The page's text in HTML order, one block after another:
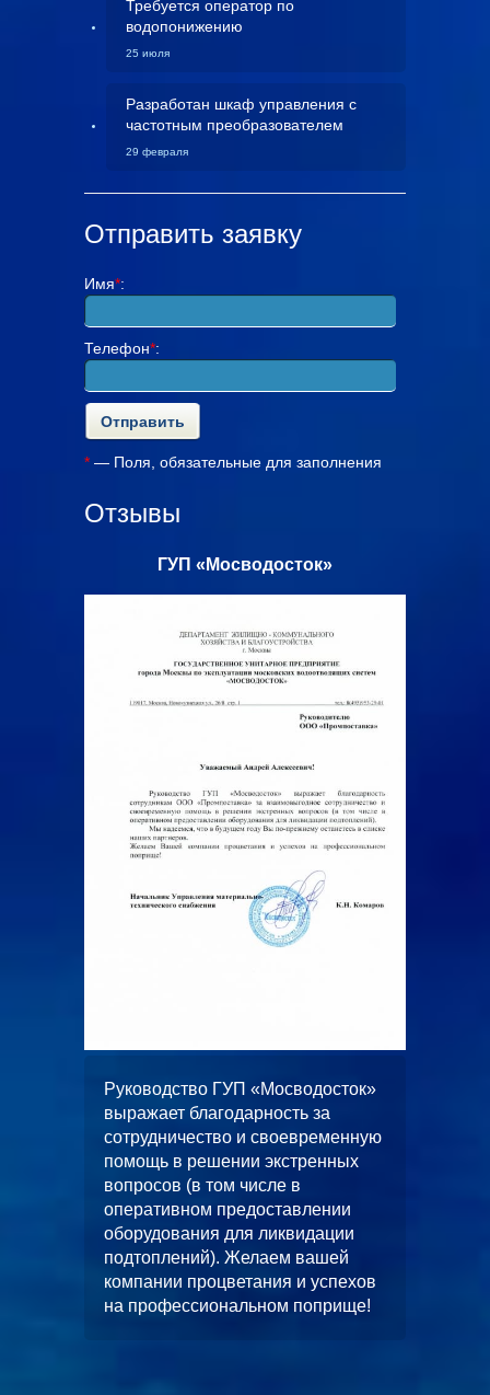
Требуется оператор по
водопонижению
25 июля
Разработан шкаф управления с
частотным преобразователем
29 февраля
Отправить заявку
Имя*:
Телефон*:
* — Поля, обязательные для заполнения
Отзывы
ГУП «Мосводосток»
Руководство ГУП «Мосводосток»
выражает благодарность за
сотрудничество и своевременную
помощь в решении экстренных
вопросов (в том числе в
оперативном предоставлении
оборудования для ликвидации
подтоплений). Желаем вашей
компании процветания и успехов
на профессиональном поприще!